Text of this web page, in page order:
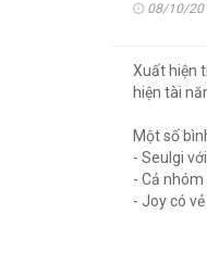
08/10/
Xuất hiện
hiện tài
Một số
- Seulgi
- Cả
- Joy có